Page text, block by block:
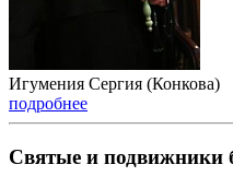
Игумения Сергия (Конкова)
подробнее
Святые и подвижники